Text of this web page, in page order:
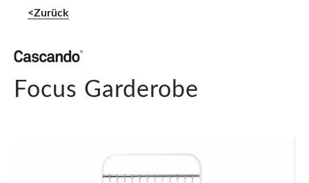
Zurück
Focus Garderobe